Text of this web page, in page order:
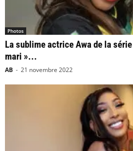
Photos
La sublime actrice Awa de la
mari »...
AB - 21 novembre 2022